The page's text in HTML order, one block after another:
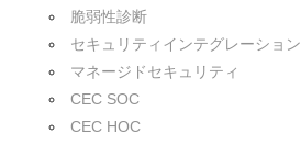
脆弱性診断
セキュリティインテグレーション
マネージドセキュリティ
CEC SOC
CEC HOC